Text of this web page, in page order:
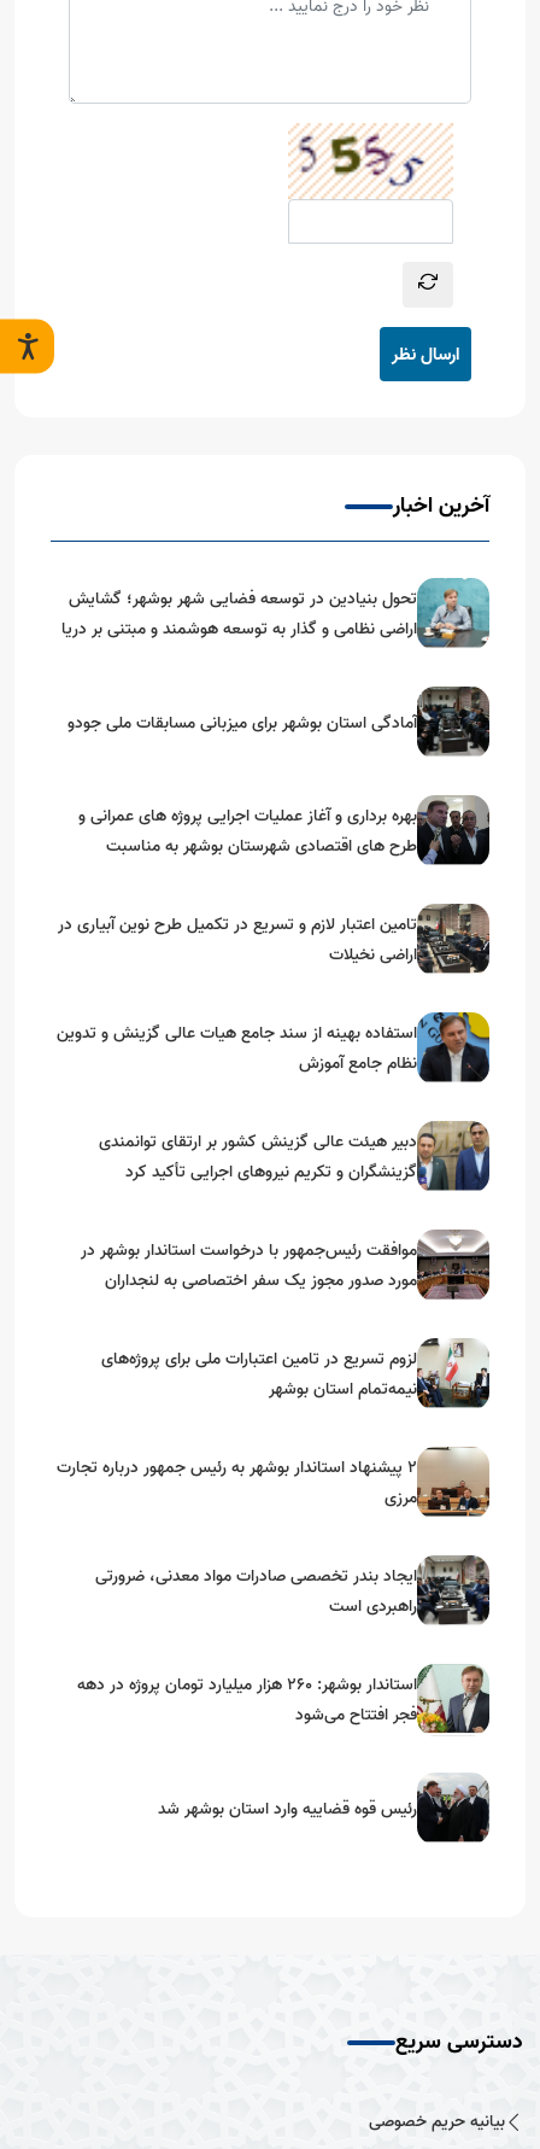
ارسال نظر
آخرین اخبار
تحول بنیادین در توسعه فضایی شهر بوشهر؛ گشایش
اراضی نظامی و گذار به توسعه هوشمند و مبتنی بر دریا
آمادگی استان بوشهر برای میزبانی مسابقات ملی جودو
بهره برداری و آغاز عملیات اجرایی پروژه های عمرانی و
طرح های اقتصادی شهرستان بوشهر به مناسبت
تامین اعتبار لازم و تسریع در تکمیل طرح نوین آبیاری در
اراضی نخیلات
استفاده بهینه از سند جامع هیات عالی گزینش و‌ تدوین
نظام جامع آموزش
دبیر هیئت عالی گزینش کشور بر ارتقای توانمندی
گزینشگران و تکریم نیروهای اجرایی تأکید کرد
موافقت رئیس‌جمهور با درخواست استاندار بوشهر در
مورد صدور مجوز یک سفر اختصاصی به لنجداران
لزوم تسریع در تامین اعتبارات ملی برای پروژه‌های
نیمه‌تمام استان بوشهر
۲ پیشنهاد استاندار بوشهر به رئیس جمهور درباره تجارت
مرزی
ایجاد بندر تخصصی صادرات مواد معدنی، ضرورتی
راهبردی است
استاندار بوشهر: ۲۶۰ هزار میلیارد تومان پروژه در دهه
فجر افتتاح می‌شود
رئیس قوه قضاییه وارد استان بوشهر شد
دسترسی سریع
بیانیه حریم خصوصی